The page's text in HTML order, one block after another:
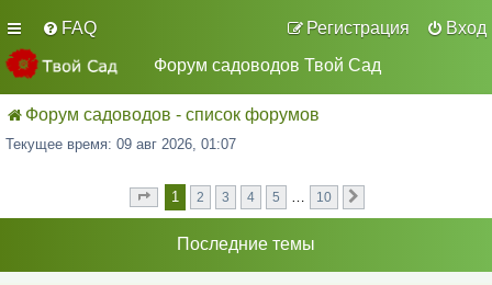
FAQ Вход
Регистрация
Форум садоводов Твой Сад
Форум садоводов - список форумов
Текущее время: 09 авг 2026, 01:07
Страница 1из 10
1 2 3 4 5 … 10
Последние темы